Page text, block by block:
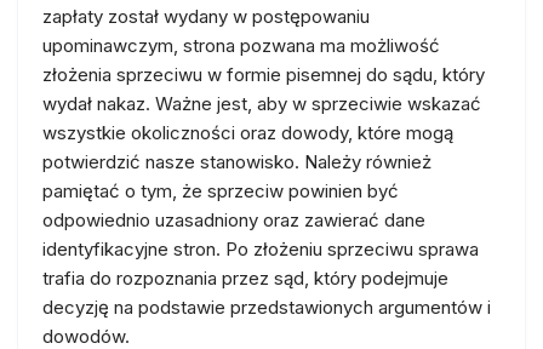
zapłaty został wydany w postępowaniu
upominawczym, strona pozwana ma możliwość
złożenia sprzeciwu w formie pisemnej do sądu, który
wydał nakaz. Ważne jest, aby w sprzeciwie wskazać
wszystkie okoliczności oraz dowody, które mogą
potwierdzić nasze stanowisko. Należy również
pamiętać o tym, że sprzeciw powinien być
odpowiednio uzasadniony oraz zawierać dane
identyfikacyjne stron. Po złożeniu sprzeciwu sprawa
trafia do rozpoznania przez sąd, który podejmuje
decyzję na podstawie przedstawionych argumentów i
dowodów.